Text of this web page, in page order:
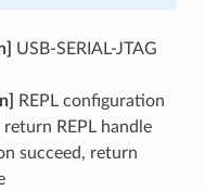
USB-SERIAL-JTAG
REPL configuration
return REPL handle
succeed, return